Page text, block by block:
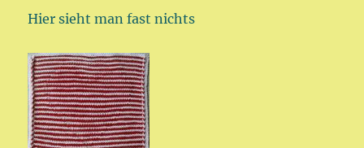
Hier sieht man fast nichts